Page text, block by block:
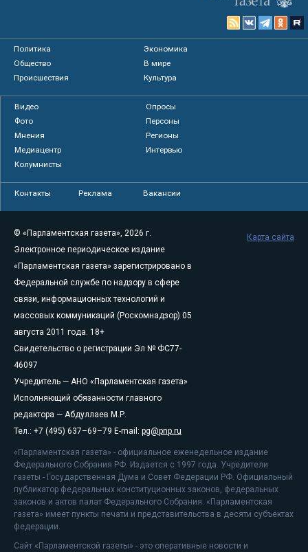
Политика
Экономика
Общество
В мире
Происшествия
Культура
Видео
Опросы
Фото
Персоны
Мнения
Регионы
Медиацентр
Интервью
Колумнисты
Контакты Реклама Вакансии
© «Парламентская газета», 2026 г.
Электронное периодическое издание
«Парламентская газета» зарегистрировано в
Федеральной службе по надзору в сфере
связи, информационных технологий и
массовых коммуникаций (Роскомнадзор) 05
августа 2011 года. 18+
Свидетельство о регистрации Эл № ФС77-
46097
Учредитель — АНО «Парламентская газета»
Исполняющий обязанности главного
редактора — Абдуллаев М.Р.
Тел.: +7 (495) 637–69–79 E-mail: pg@pnp.ru
«Парламентская газета» - официальное еженедельное издание
Федерального Собрания РФ. Издается с 1997 года. Учредители
газеты - Государственная Дума и Совет Федерации РФ. Официальный
публикатор федеральных конституционных законов, федеральных
законов и актов палат Федерального Собрания. «Парламентская
газета» имеет пункты печати и представительства в десяти субъектах
федерации.
Сайт «Парламентской газеты» - это оперативные новости и
Карта сайта